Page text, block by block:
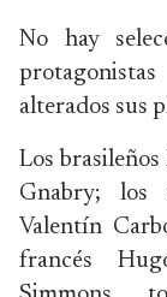
No hay
alterados sus
Los
Gnabry; los
Valentín
francés